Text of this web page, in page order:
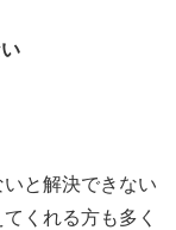
と解決できない
くれる方も多く